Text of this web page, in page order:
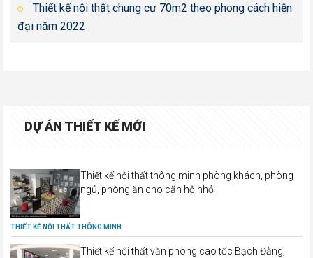
Thiết kế nội thất chung cư 70m2 theo phong cách hiện
đại năm 2022
DỰ ÁN THIẾT KẾ MỚI
Thiết kế nội thất thông minh phòng khách, phòng
ngủ, phòng ăn cho căn hộ nhỏ
THIẾT KẾ NỘI THẤT THÔNG MINH
Thiết kế nội thất văn phòng cao tốc Bạch Đằng,